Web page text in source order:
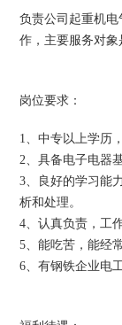
负责公司起重机
作，主要服务对象
岗位要求：
1、中专以上学历
2、具备电子电器
3、良好的学习能
析和处理。
4、认真负责，工
5、能吃苦，能经
6、有钢铁企业电